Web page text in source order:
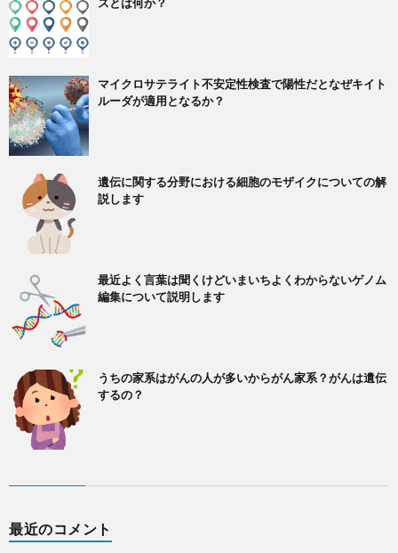
マイクロサテライト不安定性検査で陽性だとなぜキイト
ルーダが適用となるか？
遺伝に関する分野における細胞のモザイクについての解
説します
最近よく言葉は聞くけどいまいちよくわからないゲノム
編集について説明します
うちの家系はがんの人が多いからがん家系？がんは遺伝
するの？
最近のコメント